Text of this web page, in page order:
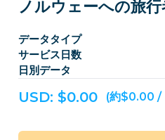
ノルウェーへの旅
データタイプ
サービス日数
日別データ
USD: $0.00 (約$0.00 /